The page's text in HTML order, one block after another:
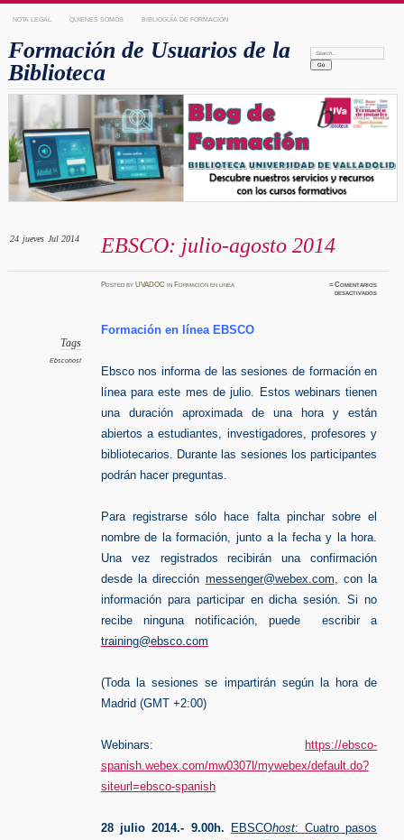
NOTA LEGAL QUIENES SOMOS BIBLIOGUÍA DE FORMACIÓN
Formación de Usuarios de la
Biblioteca
Search:
EBSCO: julio-agosto 2014
24 jueves Jul 2014
PostedbyUVADOC inFormación en línea ≈Comentarios
desactivadosen
Tags
Ebscohost
Formación en línea EBSCO
Ebsco nos informa de las sesiones de formación en
línea para este mes de julio. Estos webinars tienen
una duración aproximada de una hora y están
abiertos a estudiantes, investigadores, profesores y
bibliotecarios. Durante las sesiones los participantes
podrán hacer preguntas.
Para registrarse sólo hace falta pinchar sobre el
nombre de la formación, junto a la fecha y la hora.
Una vez registrados recibirán una confirmación
desde la dirección messenger@webex.com , con la
información para participar en dicha sesión. Si no
recibe ninguna notificación, puede escribir a
training@ebsco.com
(Toda la sesiones se impartirán según la hora de
Madrid (GMT +2:00)
Webinars:
https://ebsco-
spanish.webex.com/mw0307l/mywebex/default.do?
siteurl=ebsco-spanish
28 julio 2014.- 9.00h. EBSCOhost: Cuatro pasos